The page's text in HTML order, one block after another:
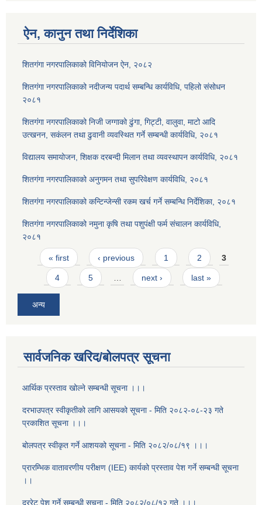
ऐन, कानुन तथा निर्देशिका
शितगंगा नगरपालिकाको विनियोजन ऐन, २०८२
शितगंगा नगरपालिकाको नदीजन्य पदार्थ सम्बन्धि कार्यविधि, पहिलो संसोधन
२०८१
शितगंगा नगरपालिकाको निजी जग्गाको ढुंगा, गिट्टी, वालुवा, माटो आदि
उत्खनन, सकंलन तथा ढुवानी व्यवस्थित गर्ने सम्बन्धी कार्यविधि, २०८१
विद्यालय समायोजन, शिक्षक दरबन्दी मिलान तथा व्यवस्थापन कार्यविधि, २०८१
शितगंगा नगरपालिकाको अनुगमन तथा सुपरिवेक्षण कार्यविधि, २०८१
शितगंगा नगरपालिकाको कन्टिन्जेन्सी रकम खर्च गर्ने सम्बन्धि निर्देशिका, २०८१
शितगंगा नगरपालिकाको नमुना कृषि तथा पशुपंक्षी फर्म संचालन कार्यविधि,
२०८१
Pages
« first ‹ previous 1 2 3
4 5 next › last »
अन्य
सार्वजनिक खरिद/बोलपत्र सूचना
आर्थिक प्रस्ताव खोल्ने सम्बन्धी सूचना ।।।
दरभाउपत्र स्वीकृतीको लागि आसयको सूचना - मिति २०८२-०८-२३ गते
प्रकाशित सूचना ।।।
बोलपत्र स्वीकृत गर्ने आशयको सूचना - मिति २०८२/०८/१९ ।।।
प्रारम्भिक वातावरणीय परीक्षण (IEE) कार्यको प्रस्ताव पेश गर्ने सम्बन्धी सूचना
।।
दररेट पेश गर्ने सम्बन्धी सूचना - मिति २०८२/०८/१२ गते ।।।